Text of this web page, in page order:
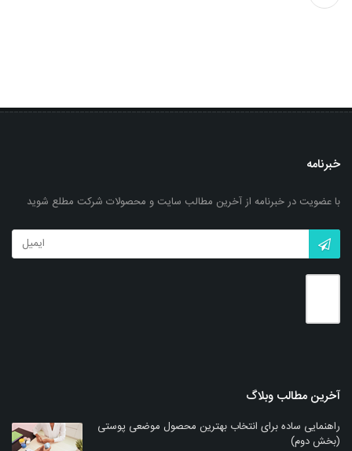
خبرنامه
با عضویت در خبرنامه از آخرین مطالب سایت و محصولات شرکت مطلع شوید
آخرین مطالب وبلاگ
راهنمایی ساده برای انتخاب بهترین محصول موضعی پوستی
(بخش دوم)